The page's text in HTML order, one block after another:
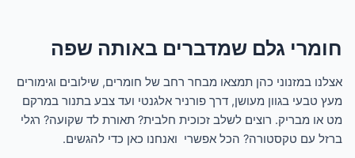
חומרי גלם שמדברים באותה שפה
אצלנו במזנוני כהן תמצאו מבחר רחב של חומרים, שילובים וגימורים
מעץ טבעי בגוון מעושן, דרך פורניר אלגנטי ועד צבע בתנור במרקם
מט או מבריק. רוצים לשלב זכוכית חלבית? תאורת לד שקועה? רגלי
ברזל עם טקסטורה? הכל אפשרי ואנחנו כאן כדי להגשים.